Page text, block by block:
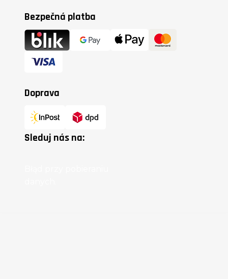
Bezpečná platba
Doprava
Sleduj nás na: